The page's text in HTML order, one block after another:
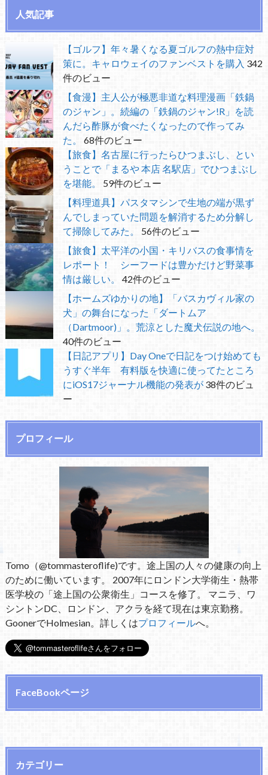
人気記事
【ゴルフ】年々暑くなる夏ゴルフの熱中症対
策に。キャロウェイのファンベストを購入 342
件のビュー
【食漫】主人公が極悪非道な料理漫画「鉄鍋
のジャン」。続編の「鉄鍋のジャン!R」を読
んだら酢豚が食べたくなったので作ってみ
た。
68件のビュー
【旅食】名古屋に行ったらひつまぶし、とい
うことで「まるや 本店 名駅店」でひつまぶし
を堪能。
59件のビュー
【料理道具】パスタマシンで生地の端が黒ず
んでしまっていた問題を解消するため分解し
て掃除してみた。
56件のビュー
【旅食】太平洋の小国・キリバスの食事情を
レポート！ シーフードは豊かだけど野菜事
情は厳しい。
42件のビュー
【ホームズゆかりの地】「バスカヴィル家の
犬」の舞台になった「ダートムア
（Dartmoor)」。荒涼とした魔犬伝説の地へ。
40件のビュー
【日記アプリ】Day Oneで日記をつけ始めても
うすぐ半年 有料版を快適に使ってたところ
にiOS17ジャーナル機能の発表が 38件のビュ
ー
プロフィール
Tomo（@tommasteroflife)です。途上国の人々の健康の向上
のために働いています。 2007年にロンドン大学衛生・熱帯
医学校の「途上国の公衆衛生」コースを修了。 マニラ、ワ
シントンDC、ロンドン、アクラを経て現在は東京勤務。
GoonerでHolmesian。詳しくはプロフィールへ。
FaceBookページ
カテゴリー